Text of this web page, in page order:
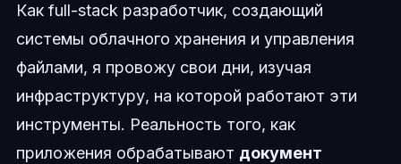
Как full-stack разработчик, создающий
системы облачного хранения и управления
файлами, я провожу свои дни, изучая
инфраструктуру, на которой работают эти
инструменты. Реальность того, как
приложения обрабатывают документ